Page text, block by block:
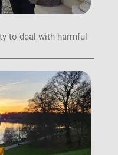
to deal with harmful